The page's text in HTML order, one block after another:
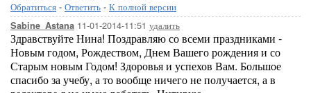
Обратиться - Ответить - К полной версии
Sabine_Astana 11-01-2014-11:51 удалить
Здравствуйте Нина! Поздравляю со всеми праздниками -
Новым годом, Рождеством, Днем Вашего рождения и со
Старым новым Годом! Здоровья и успехов Вам. Большое
спасибо за учебу, а то вообще ничего не получается, а в